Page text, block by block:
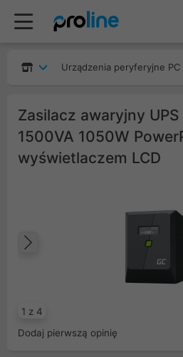
Urządzenia peryferyjne PC
Zasilacz awaryjny
1500VA 1050W
wyświetlaczem LCD
1 z 4
Dodaj pierwszą opinię